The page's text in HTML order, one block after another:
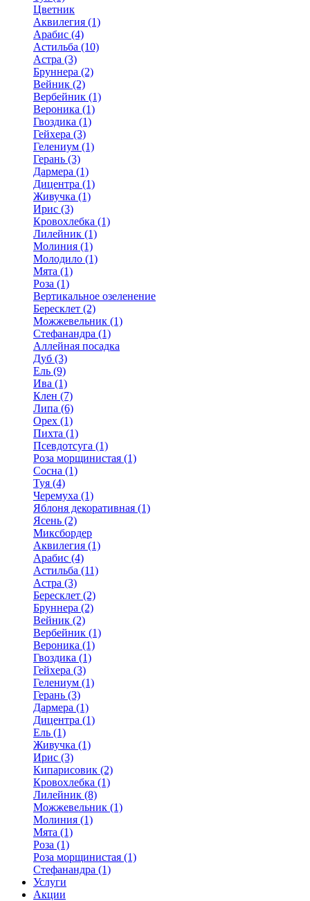
Цветник
Аквилегия (1)
Арабис (4)
Астильба (10)
Астра (3)
Бруннера (2)
Вейник (2)
Вербейник (1)
Вероника (1)
Гвоздика (1)
Гейхера (3)
Гелениум (1)
Герань (3)
Дармера (1)
Дицентра (1)
Живучка (1)
Ирис (3)
Кровохлебка (1)
Лилейник (1)
Молиния (1)
Молодило (1)
Мята (1)
Роза (1)
Вертикальное озеленение
Бересклет (2)
Можжевельник (1)
Стефанандра (1)
Аллейная посадка
Дуб (3)
Ель (9)
Ива (1)
Клен (7)
Липа (6)
Орех (1)
Пихта (1)
Псевдотсуга (1)
Роза морщинистая (1)
Сосна (1)
Туя (4)
Черемуха (1)
Яблоня декоративная (1)
Ясень (2)
Миксбордер
Аквилегия (1)
Арабис (4)
Астильба (11)
Астра (3)
Бересклет (2)
Бруннера (2)
Вейник (2)
Вербейник (1)
Вероника (1)
Гвоздика (1)
Гейхера (3)
Гелениум (1)
Герань (3)
Дармера (1)
Дицентра (1)
Ель (1)
Живучка (1)
Ирис (3)
Кипарисовик (2)
Кровохлебка (1)
Лилейник (8)
Можжевельник (1)
Молиния (1)
Мята (1)
Роза (1)
Роза морщинистая (1)
Стефанандра (1)
Услуги
Акции